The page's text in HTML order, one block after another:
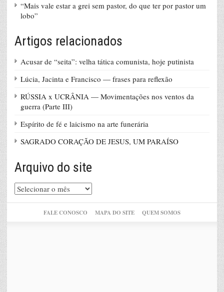
“Mais vale estar a grei sem pastor, do que ter por pastor um
lobo”
Artigos relacionados
Acusar de “seita”: velha tática comunista, hoje putinista
Lúcia, Jacinta e Francisco — frases para reflexão
RÚSSIA x UCRÂNIA — Movimentações nos ventos da
guerra (Parte III)
Espírito de fé e laicismo na arte funerária
SAGRADO CORAÇÃO DE JESUS, UM PARAÍSO
Arquivo do site
Arquivo
do
FALE CONOSCO MAPA DO SITE QUEM SOMOS